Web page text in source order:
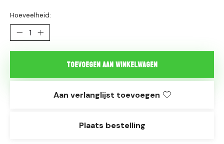
Hoeveelheid:
Toevoegen aan winkelwagen
Aan verlanglijst toevoegen
Plaats bestelling